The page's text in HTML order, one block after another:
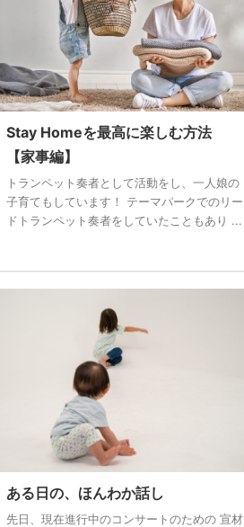
Stay Homeを最高に楽しむ方法
【家事編】
トランペット奏者として活動をし、一人娘の
子育てもしています！ テーマパークでのリー
ドトランペット奏者をしていたこともあり ...
ある日の、ほんわか話し
先日、現在進行中のコンサートのための 宣材